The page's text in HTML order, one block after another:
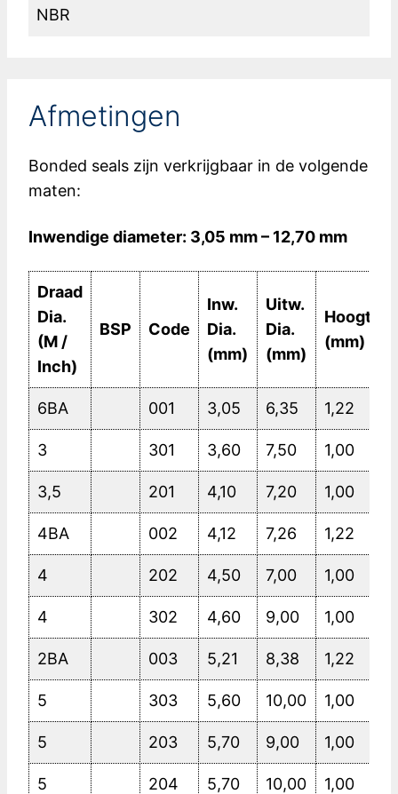
NBR
Afmetingen
Bonded seals zijn verkrijgbaar in de volgende
maten:
Inwendige diameter: 3,05 mm – 12,70 mm
Draad
Dia.
(M /
Inch)
BSP Code
Inw.
Dia.
(mm)
Uitw.
Dia.
(mm)
Hoogte
(mm)
6BA 001 3,05 6,35 1,22
3 301 3,60 7,50 1,00
3,5 201 4,10 7,20 1,00
4BA 002 4,12 7,26 1,22
4 202 4,50 7,00 1,00
4 302 4,60 9,00 1,00
2BA 003 5,21 8,38 1,22
5 303 5,60 10,00 1,00
5 203 5,70 9,00 1,00
5 204 5,70 10,00 1,00